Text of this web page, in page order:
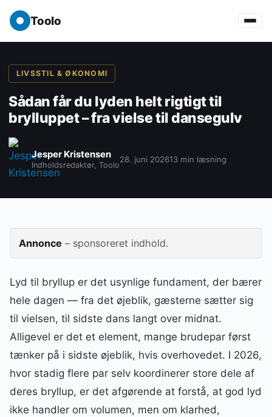
Toolo
LIVSSTIL & ØKONOMI
Sådan får du lyden helt rigtigt til
brylluppet – fra vielse til dansegulv
Jesper Kristensen
Indholdsredaktør, Toolo
28. juni 202613 min læsning
Annonce – sponsoreret indhold.
Lyd til bryllup er det usynlige fundament, der bærer
hele dagen — fra det øjeblik, gæsterne sætter sig
til vielsen, til sidste dans langt over midnat.
Alligevel er det et element, mange brudepar først
tænker på i sidste øjeblik, hvis overhovedet. I 2026,
hvor stadig flere par selv koordinerer store dele af
deres bryllup, er det afgørende at forstå, at god lyd
ikke handler om volumen, men om klarhed,